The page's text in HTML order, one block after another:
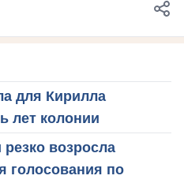
для Кирилла
лет колонии
возросла
голосования по